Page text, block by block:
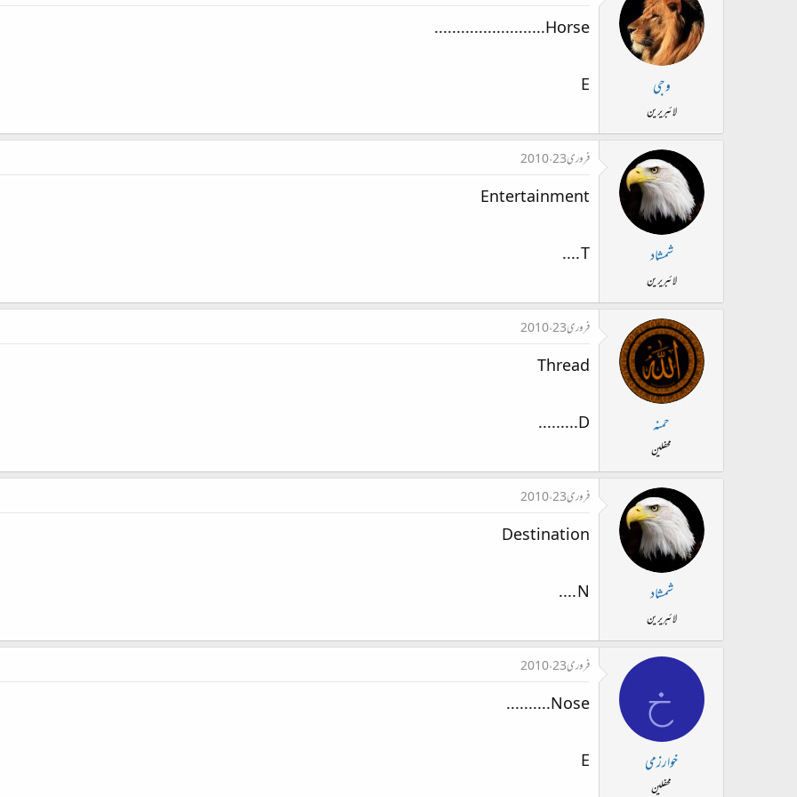
وجی
لائبریرین
Horse.........................
E
شمشاد
لائبریرین
فروری 23، 2010
Entertainment
T ....
حمنہ
محفلین
فروری 23، 2010
Thread
D.........
شمشاد
لائبریرین
فروری 23، 2010
Destination
N ....
خ
خوارزمی
محفلین
فروری 23، 2010
Nose..........
E